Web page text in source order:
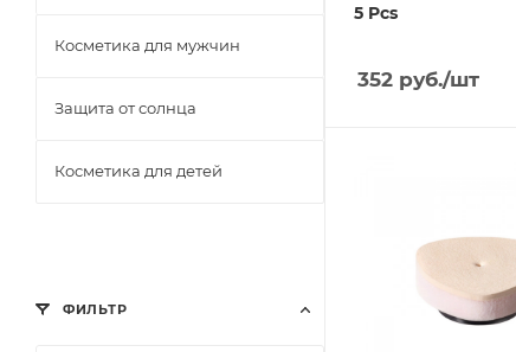
5 Pcs
352 руб./шт
Косметика для мужчин
Защита от солнца
Косметика для детей
ФИЛЬТР